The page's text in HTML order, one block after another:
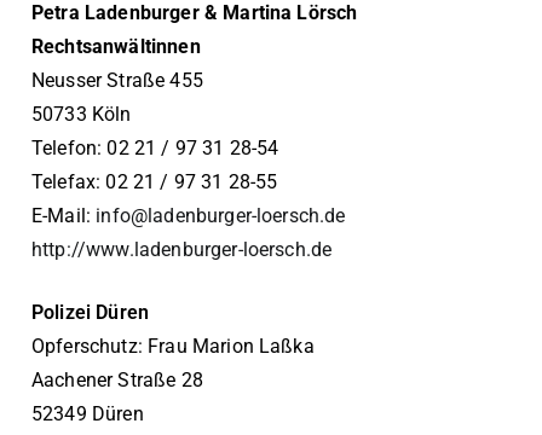
Petra Ladenburger & Martina Lörsch
Rechtsanwältinnen
Neusser Straße 455
50733 Köln
Telefon: 02 21 / 97 31 28-54
Telefax: 02 21 / 97 31 28-55
E-Mail: info@ladenburger-loersch.de
http://www.ladenburger-loersch.de
Polizei Düren
Opferschutz: Frau Marion Laßka
Aachener Straße 28
52349 Düren